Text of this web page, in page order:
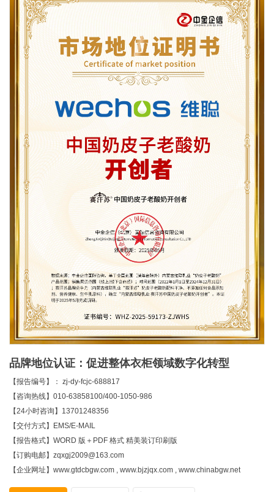
品牌地位认证：促进整体衣柜领域数字化转型
【报告编号】： zj-dy-fcjc-688817
【咨询热线】010-63858100/400-1050-986
【24小时咨询】13701248356
【交付方式】EMS/E-MAIL
【报告格式】WORD 版＋PDF 格式 精美装订印刷版
【订购电邮】zqxgj2009@163.com
【企业网址】www.gtdcbgw.com , www.bjzjqx.com , www.chinabgw.net